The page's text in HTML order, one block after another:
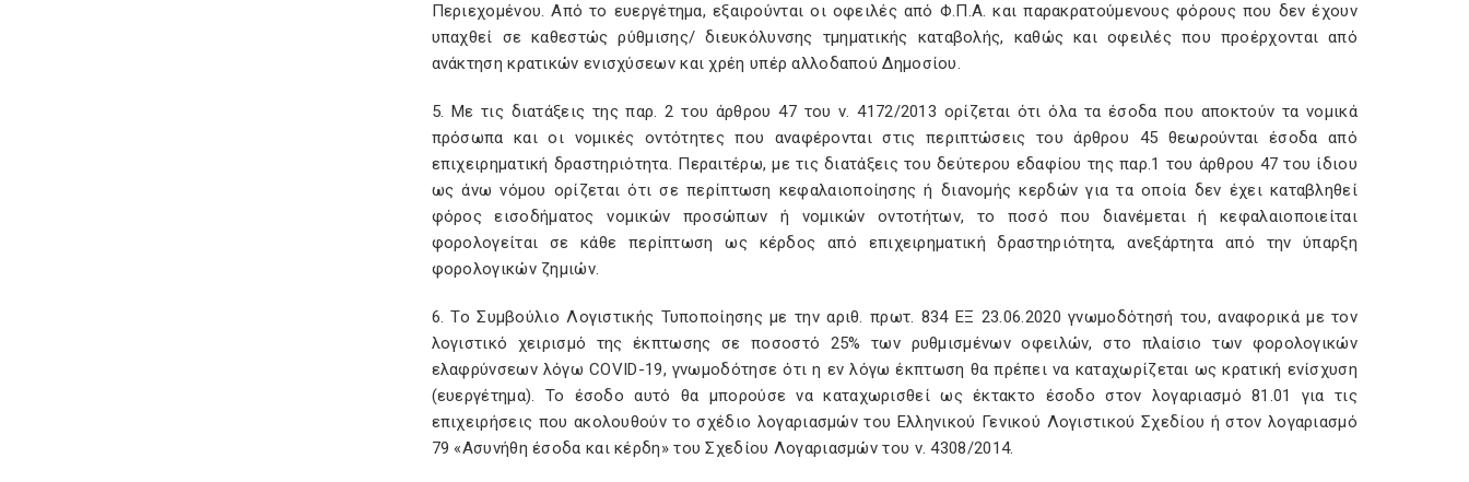
Περιεχομένου. Από το ευεργέτημα, εξαιρούνται οι οφειλές από Φ.Π.Α. και παρακρατούμενους φόρους που δεν έχουν
υπαχθεί σε καθεστώς ρύθμισης/ διευκόλυνσης τμηματικής καταβολής, καθώς και οφειλές που προέρχονται από
ανάκτηση κρατικών ενισχύσεων και χρέη υπέρ αλλοδαπού Δημοσίου.
5. Με τις διατάξεις της παρ. 2 του άρθρου 47 του ν. 4172/2013 ορίζεται ότι όλα τα έσοδα που αποκτούν τα νομικά
πρόσωπα και οι νομικές οντότητες που αναφέρονται στις περιπτώσεις του άρθρου 45 θεωρούνται έσοδα από
επιχειρηματική δραστηριότητα. Περαιτέρω, με τις διατάξεις του δεύτερου εδαφίου της παρ.1 του άρθρου 47 του ίδιου
ως άνω νόμου ορίζεται ότι σε περίπτωση κεφαλαιοποίησης ή διανομής κερδών για τα οποία δεν έχει καταβληθεί
φόρος εισοδήματος νομικών προσώπων ή νομικών οντοτήτων, το ποσό που διανέμεται ή κεφαλαιοποιείται
φορολογείται σε κάθε περίπτωση ως κέρδος από επιχειρηματική δραστηριότητα, ανεξάρτητα από την ύπαρξη
φορολογικών ζημιών.
6. Το Συμβούλιο Λογιστικής Τυποποίησης με την αριθ. πρωτ. 834 ΕΞ 23.06.2020 γνωμοδότησή του, αναφορικά με τον
λογιστικό χειρισμό της έκπτωσης σε ποσοστό 25% των ρυθμισμένων οφειλών, στο πλαίσιο των φορολογικών
ελαφρύνσεων λόγω COVID-19, γνωμοδότησε ότι η εν λόγω έκπτωση θα πρέπει να καταχωρίζεται ως κρατική ενίσχυση
(ευεργέτημα). Το έσοδο αυτό θα μπορούσε να καταχωρισθεί ως έκτακτο έσοδο στον λογαριασμό 81.01 για τις
επιχειρήσεις που ακολουθούν το σχέδιο λογαριασμών του Ελληνικού Γενικού Λογιστικού Σχεδίου ή στον λογαριασμό
79 «Ασυνήθη έσοδα και κέρδη» του Σχεδίου Λογαριασμών του ν. 4308/2014.